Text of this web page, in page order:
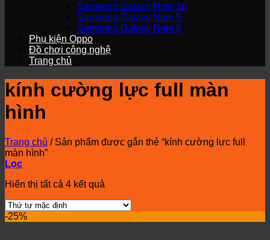
Samsung Galaxy Note 10
Samsung Galaxy Note 9
Samsung Galaxy Note 8
Phụ kiện Oppo
Đồ chơi công nghệ
Trang chủ
kính cường lực full màn
hình
Trang chủ /Sản phẩm được gắn thẻ “kính cường lực full
màn hình”
Lọc
Hiển thị tất cả 4 kết quả
-25%